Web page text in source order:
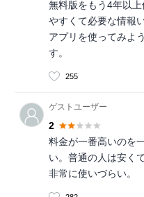
無料版をもう4年以
やすくて必要な情報
アプリを使ってみよ
す。
255
ゲストユーザー
2
料金が一番高いのを
い。普通の人は安く
非常に使いづらい。